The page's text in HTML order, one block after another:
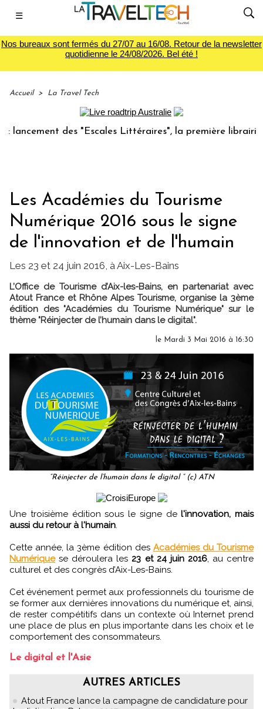
☰
Nos bureaux sont fermés du 27/07 au 16/08. Retour de la newsletter
quotidienne le 24/08/2026. Bel été !
Accueil > La Travel Tech
des "Escales Littéraires", la première librairie du
Les Académies du Tourisme
Numérique 2016 sous le signe
de l'innovation et de l'humain
Les 23 et 24 juin 2016, à Aix-Les-Bains
L’Office de Tourisme d’Aix-les-Bains, en partenariat avec
Atout France et Rhône Alpes Tourisme, organise la 3ème
édition des "Académies du Tourisme Numérique" sur le
thème "Réinjecter de l’humain dans le digital".
le Mardi 3 Mai 2016 à 16:30
“Réinjecter de l’humain dans le digital “ (c) ATN
Une troisième édition sous le signe del'innovation, mais
aussi du retour à l'humain.
Cette année, la 3ème édition des Académies du Tourisme
Numériquese déroulera les 23 et 24 juin 2016, au centre
culturel et des congrès d’Aix-Les-Bains.
Cet événement permet aux professionnels du tourisme de
se former aux dernières innovations du numérique et, ainsi,
de rester compétitifs dans un contexte où Internet prend
une place de plus en plus importante dans les choix et le
comportement des consommateurs.
Le digital et l'Asie
AUTRES ARTICLES
Atout France lance la campagne de candidature pour